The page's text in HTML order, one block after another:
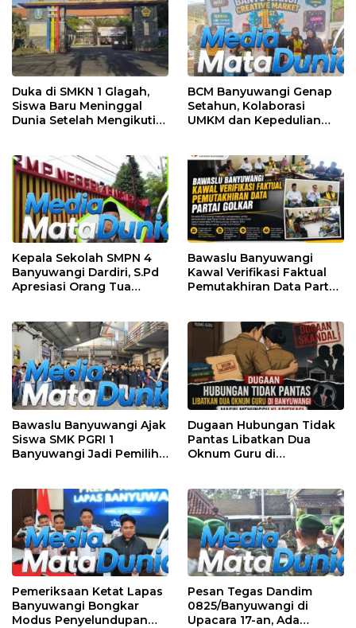
Duka di SMKN 1 Glagah,
Siswa Baru Meninggal
Dunia Setelah Mengikuti
BCM Banyuwangi Genap
Setahun, Kolaborasi
UMKM dan Kepedulian
Kepala Sekolah SMPN 4
Banyuwangi Dardiri, S.Pd
Apresiasi Orang Tua
Depan Gerbang Sekolah
Bawaslu Banyuwangi
Kawal Verifikasi Faktual
Pemutakhiran Data Partai
Bawaslu Banyuwangi Ajak
Siswa SMK PGRI 1
Banyuwangi Jadi Pemilih
Dugaan Hubungan Tidak
Pantas Libatkan Dua
Oknum Guru di
Pemeriksaan Ketat Lapas
Banyuwangi Bongkar
Modus Penyelundupan
Pesan Tegas Dandim
0825/Banyuwangi di
Upacara 17-an, Ada